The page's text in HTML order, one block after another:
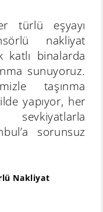
türlü eşyayı
nakliyat
katlı binalarda
sunuyoruz.
taşınma
yapıyor, her
sorunsuz
Nakliyat